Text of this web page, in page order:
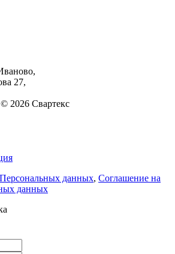
27,
© 2026 Свартекс
данных, Соглашение на
данных